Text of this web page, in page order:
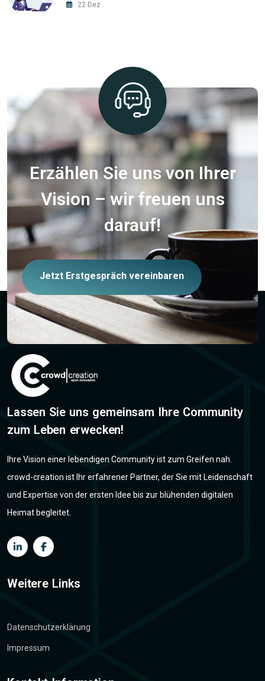
22 Dez
Erzählen Sie uns von Ihrer
Vision – wir freuen uns
darauf!
Jetzt Erstgespräch vereinbaren
Lassen Sie uns gemeinsam Ihre Community
zum Leben erwecken!
Ihre Vision einer lebendigen Community ist zum Greifen nah.
crowd-creation ist Ihr erfahrener Partner, der Sie mit Leidenschaft
und Expertise von der ersten Idee bis zur blühenden digitalen
Heimat begleitet.
Weitere Links
Datenschutzerklärung
Impressum